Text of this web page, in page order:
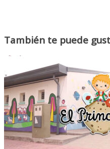
También te puede